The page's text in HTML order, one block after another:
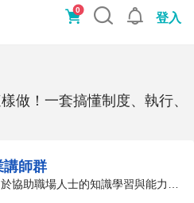
0
登入
做！一套搞懂制度、執行、
師群